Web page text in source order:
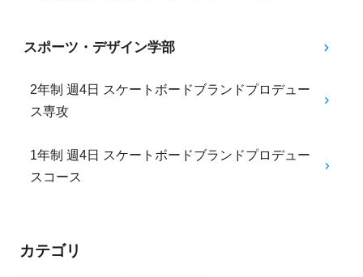
スポーツ・デザイン学部
2年制 週4日 スケートボードブランドプロデュー
ス専攻
1年制 週4日 スケートボードブランドプロデュー
スコース
カテゴリ